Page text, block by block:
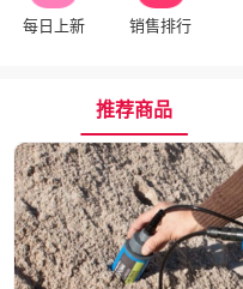
每日上新 销售排行
推荐商品